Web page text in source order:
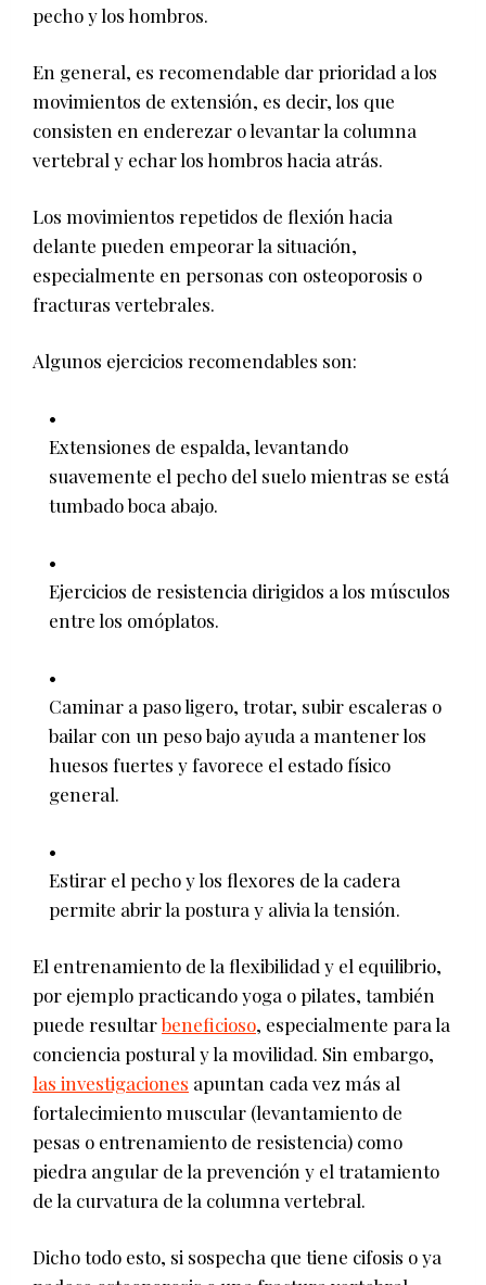
pecho y los hombros.
En general, es recomendable dar prioridad a los
movimientos de extensión, es decir, los que
consisten en enderezar o levantar la columna
vertebral y echar los hombros hacia atrás.
Los movimientos repetidos de flexión hacia
delante pueden empeorar la situación,
especialmente en personas con osteoporosis o
fracturas vertebrales.
Algunos ejercicios recomendables son:
Extensiones de espalda, levantando
suavemente el pecho del suelo mientras se está
tumbado boca abajo.
Ejercicios de resistencia dirigidos a los músculos
entre los omóplatos.
Caminar a paso ligero, trotar, subir escaleras o
bailar con un peso bajo ayuda a mantener los
huesos fuertes y favorece el estado físico
general.
Estirar el pecho y los flexores de la cadera
permite abrir la postura y alivia la tensión.
El entrenamiento de la flexibilidad y el equilibrio,
por ejemplo practicando yoga o pilates, también
puede resultarbeneficioso, especialmente para la
conciencia postural y la movilidad. Sin embargo,
las investigaciones apuntan cada vez más al
fortalecimiento muscular (levantamiento de
pesas o entrenamiento de resistencia) como
piedra angular de la prevención y el tratamiento
de la curvatura de la columna vertebral.
Dicho todo esto, si sospecha que tiene cifosis o ya